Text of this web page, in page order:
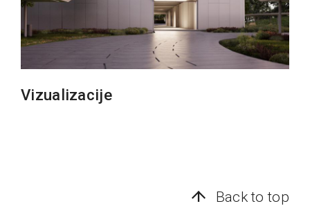
Vizualizacije
Back to top